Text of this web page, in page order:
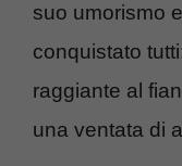
suo umorismo
conquistato
raggiante al
una ventata di